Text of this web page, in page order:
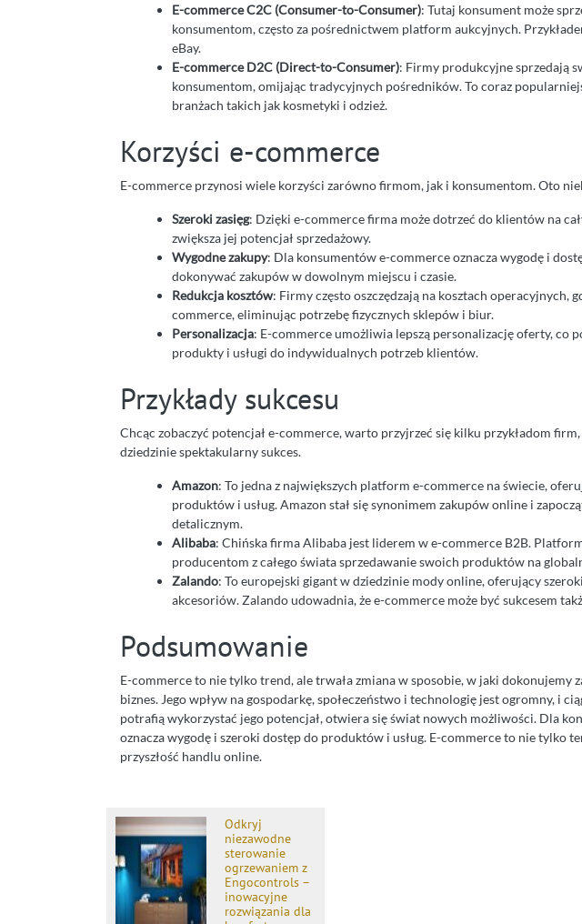
E-commerce C2C (Consumer-to-Consumer): Tutaj konsument może
konsumentom, często za pośrednictwem platform aukcyjnych.
eBay.
E-commerce D2C (Direct-to-Consumer): Firmy produkcyjne sprzedają
konsumentom, omijając tradycyjnych pośredników. To coraz
branżach takich jak kosmetyki i odzież.
Korzyści e-commerce
E-commerce przynosi wiele korzyści zarówno firmom, jak i konsumentom. Oto
Szeroki zasięg: Dzięki e-commerce firma może dotrzeć do klientów na
zwiększa jej potencjał sprzedażowy.
Wygodne zakupy: Dla konsumentów e-commerce oznacza wygodę i
dokonywać zakupów w dowolnym miejscu i czasie.
Redukcja kosztów: Firmy często oszczędzają na kosztach operacyjnych,
commerce, eliminując potrzebę fizycznych sklepów i biur.
Personalizacja: E-commerce umożliwia lepszą personalizację oferty, co
produkty i usługi do indywidualnych potrzeb klientów.
Przykłady sukcesu
Chcąc zobaczyć potencjał e-commerce, warto przyjrzeć się kilku przykładom
dziedzinie spektakularny sukces.
Amazon: To jedna z największych platform e-commerce na świecie,
produktów i usług. Amazon stał się synonimem zakupów online i
detalicznym.
Alibaba: Chińska firma Alibaba jest liderem w e-commerce B2B.
producentom z całego świata sprzedawanie swoich produktów na
Zalando: To europejski gigant w dziedzinie mody online, oferujący
akcesoriów. Zalando udowadnia, że e-commerce może być sukcesem
Podsumowanie
E-commerce to nie tylko trend, ale trwała zmiana w sposobie, w jaki dokonujemy
biznes. Jego wpływ na gospodarkę, społeczeństwo i technologię jest ogromny, i
potrafią wykorzystać jego potencjał, otwiera się świat nowych możliwości. Dla
oznacza wygodę i szeroki dostęp do produktów i usług. E-commerce to nie tylko
przyszłość handlu online.
Odkryj
niezawodne
sterowanie
ogrzewaniem z
Engocontrols –
inowacyjne
rozwiązania dla